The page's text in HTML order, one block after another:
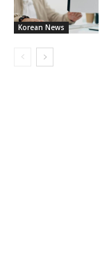
Korean News